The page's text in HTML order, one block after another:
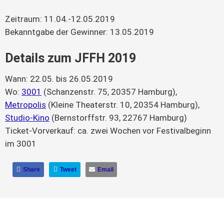
Zeitraum: 11.04.-12.05.2019
Bekanntgabe der Gewinner: 13.05.2019
Details zum JFFH 2019
Wann: 22.05. bis 26.05.2019
Wo: 3001 (Schanzenstr. 75, 20357 Hamburg),
Metropolis (Kleine Theaterstr. 10, 20354 Hamburg),
Studio-Kino (Bernstorffstr. 93, 22767 Hamburg)
Ticket-Vorverkauf: ca. zwei Wochen vor Festivalbeginn
im 3001
Share Tweet Email